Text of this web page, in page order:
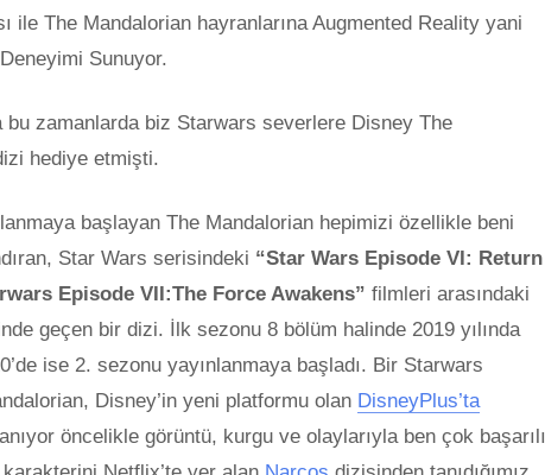
ile The Mandalorian hayranlarına Augmented Reality yani
Sunuyor.
bu zamanlarda biz Starwars severlere Disney The
hediye etmişti.
başlayan The Mandalorian hepimizi özellikle beni
Star Wars serisindeki “Star Wars Episode VI: Return
Episode VII:The Force Awakens” filmleri arasındaki
geçen bir dizi. İlk sezonu 8 bölüm halinde 2019 yılında
ise 2. sezonu yayınlanmaya başladı. Bir Starwars
Disney’in yeni platformu olan DisneyPlus’ta
öncelikle görüntü, kurgu ve olaylarıyla ben çok başarılı